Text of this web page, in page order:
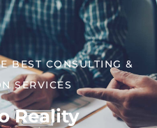
BEST CONSULTING &
SERVICES​
Reality